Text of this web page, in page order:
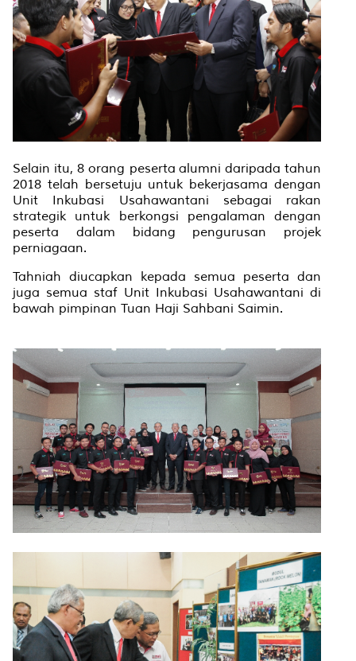
Selain itu, 8 orang peserta alumni daripada tahun
2018 telah bersetuju untuk bekerjasama dengan
Unit Inkubasi Usahawantani sebagai rakan
strategik untuk berkongsi pengalaman dengan
peserta dalam bidang pengurusan projek
perniagaan.
Tahniah diucapkan kepada semua peserta dan
juga semua staf Unit Inkubasi Usahawantani di
bawah pimpinan Tuan Haji Sahbani Saimin.